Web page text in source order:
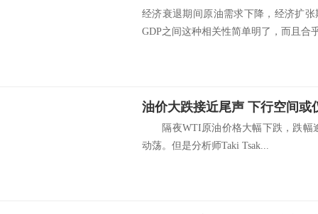
经济衰退期间原油需求下降，经济扩
GDP之间这种相关性简单明了，而且合
油价大跌接近尾声 下行空间或
隔夜WTI原油价格大幅下跌，跌幅
动荡。但是分析师Taki Tsak...